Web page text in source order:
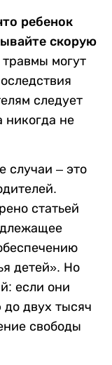
ребенок
скорую
могут
следует
никогда не
случаи – это
статьей
детей». Но
если они
двух тысяч
свободы